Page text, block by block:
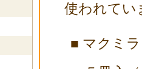
使われてい
■ マクミ